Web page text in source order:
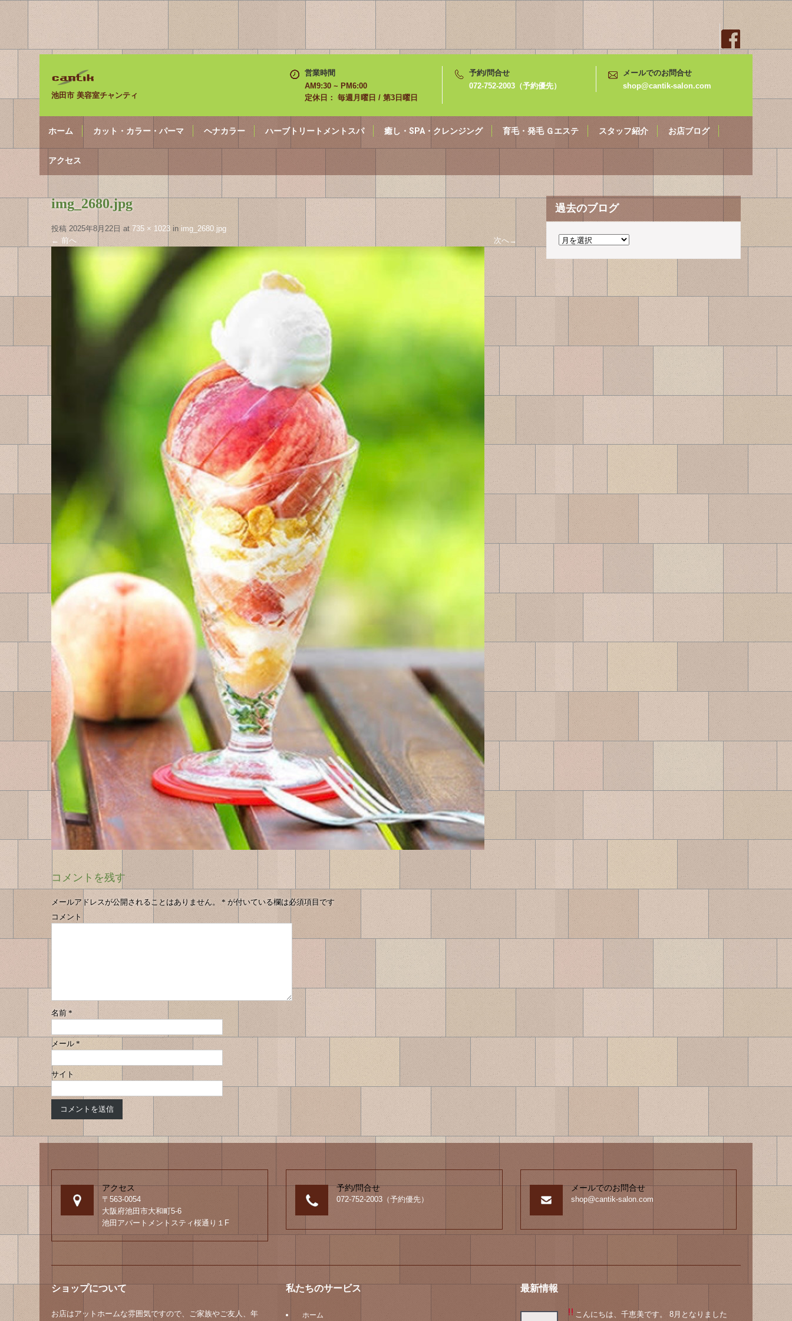
池田市 美容室チャンティ
営業時間
AM9:30 ~ PM6:00
定休日： 毎週月曜日 / 第3日曜日
予約/問合せ
072-752-2003（予約優先）
メールでのお問合せ
shop@cantik-salon.com
ホーム カット・カラー・パーマ ヘナカラー ハーブトリートメントスパ 癒し・SPA・クレンジング 育毛・発毛 Ｇエステ スタッフ紹介 お店ブログ
アクセス
img_2680.jpg
投稿2025年8月22日 at 735 × 1023in img_2680.jpg
← 前へ 次へ→
コメントを残す
メールアドレスが公開されることはありません。 * が付いている欄は必須項目です
コメント
名前*
メール *
サイト
過去のブログ
過
ブ
ロ
グ
アクセス
〒563-0054
大阪府池田市大和町5-6
池田アパートメントスティ桜通り１F
予約/問合せ
072-752-2003（予約優先）
メールでのお問合せ
shop@cantik-salon.com
ショップについて
お店はアットホームな雰囲気ですので、ご家族やご友人、年
私たちのサービス
ホーム
最新情報
こんにちは、千恵美です。 8月となりました